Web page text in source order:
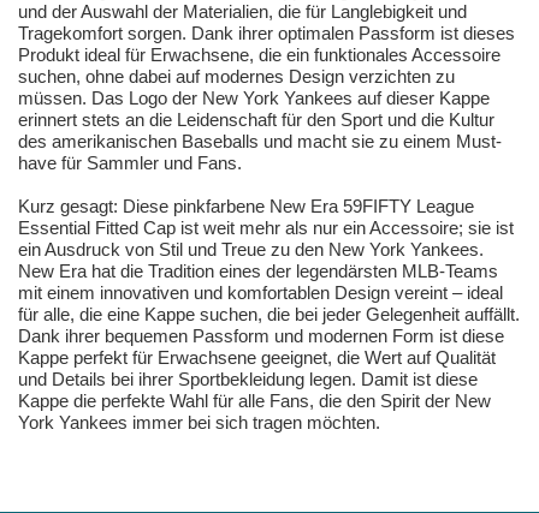
und der Auswahl der Materialien, die für Langlebigkeit und
Tragekomfort sorgen. Dank ihrer optimalen Passform ist dieses
Produkt ideal für Erwachsene, die ein funktionales Accessoire
suchen, ohne dabei auf modernes Design verzichten zu
müssen. Das Logo der New York Yankees auf dieser Kappe
erinnert stets an die Leidenschaft für den Sport und die Kultur
des amerikanischen Baseballs und macht sie zu einem Must-
have für Sammler und Fans.
Kurz gesagt: Diese pinkfarbene New Era 59FIFTY League
Essential Fitted Cap ist weit mehr als nur ein Accessoire; sie ist
ein Ausdruck von Stil und Treue zu den New York Yankees.
New Era hat die Tradition eines der legendärsten MLB-Teams
mit einem innovativen und komfortablen Design vereint – ideal
für alle, die eine Kappe suchen, die bei jeder Gelegenheit auffällt.
Dank ihrer bequemen Passform und modernen Form ist diese
Kappe perfekt für Erwachsene geeignet, die Wert auf Qualität
und Details bei ihrer Sportbekleidung legen. Damit ist diese
Kappe die perfekte Wahl für alle Fans, die den Spirit der New
York Yankees immer bei sich tragen möchten.